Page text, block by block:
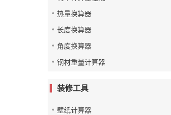
热量换算器
长度换算器
角度换算器
钢材重量计算器
装修工具
壁纸计算器